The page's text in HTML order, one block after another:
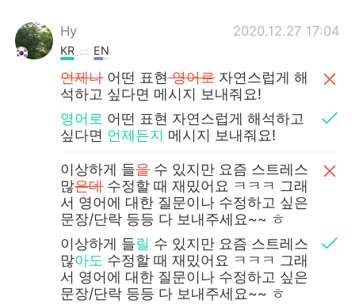
Hy 2020.12.27 17:04
KR EN
언제나어떤 표현영어로자연스럽게 해
석하고 싶다면 메시지 보내줘요!
영어로 어떤 표현 자연스럽게 해석하고
싶다면 언제든지 메시지 보내줘요!
이상하게 들을수 있지만 요즘 스트레스
많은데수정할 때 재밌어요 ㅋㅋㅋ 그래
서 영어에 대한 질문이나 수정하고 싶은
문장/단락 등등 다 보내주세요~~ ㅎ
이상하게 들릴 수 있지만 요즘 스트레스
많아도 수정할 때 재밌어요 ㅋㅋㅋ 그래
서 영어에 대한 질문이나 수정하고 싶은
문장/단락 등등 다 보내주세요~~ ㅎ